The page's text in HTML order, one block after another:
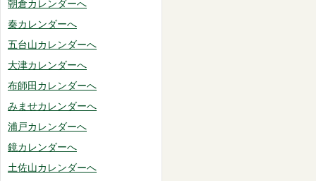
朝倉カレンダーへ
秦カレンダーへ
五台山カレンダーへ
大津カレンダーへ
布師田カレンダーへ
みませカレンダーへ
浦戸カレンダーへ
鏡カレンダーへ
土佐山カレンダーへ